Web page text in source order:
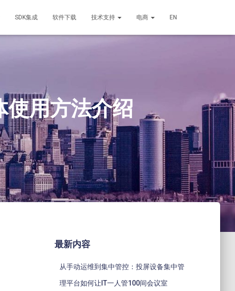
SDK集成 软件下载 技术支持 电商 EN
使用方法介绍
最新内容
从手动运维到集中管控：投屏设备集中管
理平台如何让IT一人管100间会议室